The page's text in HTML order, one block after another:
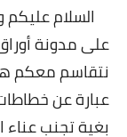
السلام عليكم
على مدونة
نتقاسم معكم
عبارة عن
بغية تجنب